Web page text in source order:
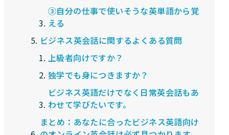
③自分の仕事で使いそうな英単語から覚
える
ビジネス英会話に関するよくある質問
上級者向けですか？
独学でも身につきますか？
ビジネス英語だけでなく日常英会話もあ
わせて学びたいです。
まとめ：あなたに合ったビジネス英語向け